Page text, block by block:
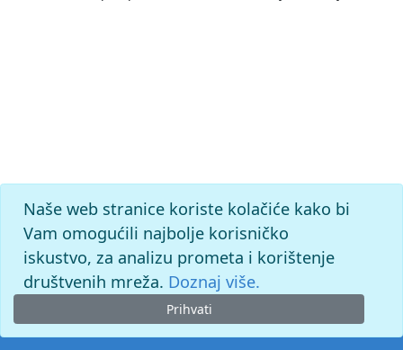
Naše web stranice koriste kolačiće kako bi
Vam omogućili najbolje korisničko
iskustvo, za analizu prometa i korištenje
društvenih mreža. Doznaj više.
Prihvati
© 2026. -Leksikografski zavodMiroslav Krleža